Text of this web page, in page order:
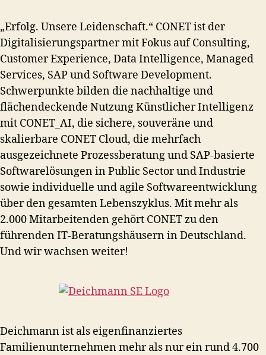
„Erfolg. Unsere Leidenschaft.“ CONET ist der
Digitalisierungspartner mit Fokus auf Consulting,
Customer Experience, Data Intelligence, Managed
Services, SAP und Software Development.
Schwerpunkte bilden die nachhaltige und
flächendeckende Nutzung Künstlicher Intelligenz
mit CONET_AI, die sichere, souveräne und
skalierbare CONET Cloud, die mehrfach
ausgezeichnete Prozessberatung und SAP-basierte
Softwarelösungen in Public Sector und Industrie
sowie individuelle und agile Softwareentwicklung
über den gesamten Lebenszyklus. Mit mehr als
2.000 Mitarbeitenden gehört CONET zu den
führenden IT-Beratungshäusern in Deutschland.
Und wir wachsen weiter!
Deichmann ist als eigenfinanziertes
Familienunternehmen mehr als nur ein rund 4.700